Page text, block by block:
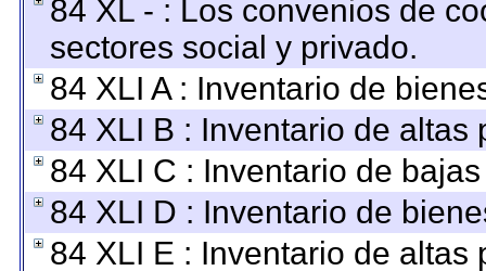
84 XL - : Los convenios de
sectores social y privado.
84 XLI A : Inventario de
84 XLI B : Inventario de
84 XLI C : Inventario de
84 XLI D : Inventario de
84 XLI E : Inventario de